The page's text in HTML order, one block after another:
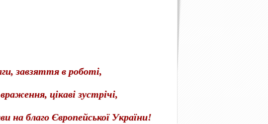
завзяття в роботі,
враження, цікаві зустрічі,
на благо Європейської України!